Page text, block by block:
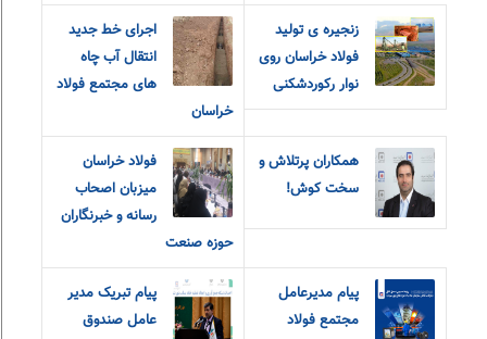
زنجیره ی تولید
فولاد خراسان روی
نوار رکوردشکنی
اجرای خط جدید
انتقال آب چاه
های مجتمع فولاد
خراسان
همکاران پرتلاش و
سخت کوش!
فولاد خراسان
میزبان اصحاب
رسانه و خبرنگاران
حوزه صنعت
پیام مدیرعامل
مجتمع فولاد
پیام تبریک مدیر
عامل صندوق